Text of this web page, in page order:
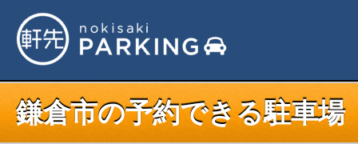
鎌倉市の予約できる駐車場